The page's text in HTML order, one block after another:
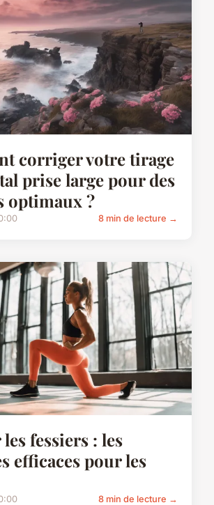
corriger votre tirage
prise large pour des
optimaux ?
8 min de lecture →
fessiers : les
efficaces pour les
8 min de lecture →